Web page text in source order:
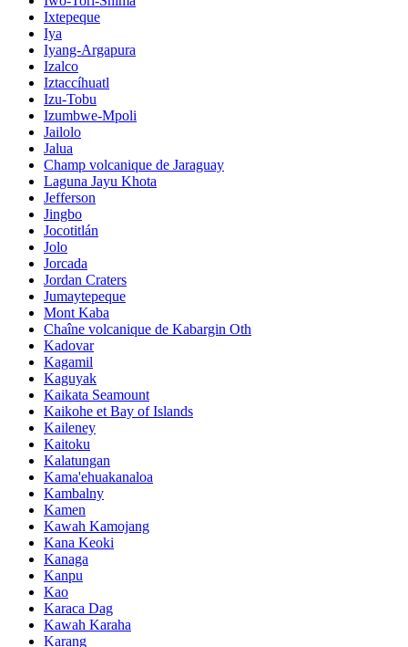
Ixtepeque
Iya
Iyang-Argapura
Izalco
Iztaccíhuatl
Izu-Tobu
Izumbwe-Mpoli
Jailolo
Jalua
Champ volcanique de Jaraguay
Laguna Jayu Khota
Jefferson
Jingbo
Jocotitlán
Jolo
Jorcada
Jordan Craters
Jumaytepeque
Mont Kaba
Chaîne volcanique de Kabargin Oth
Kadovar
Kagamil
Kaguyak
Kaikata Seamount
Kaikohe et Bay of Islands
Kaileney
Kaitoku
Kalatungan
Kama'ehuakanaloa
Kambalny
Kamen
Kawah Kamojang
Kana Keoki
Kanaga
Kanpu
Kao
Karaca Dag
Kawah Karaha
Karang